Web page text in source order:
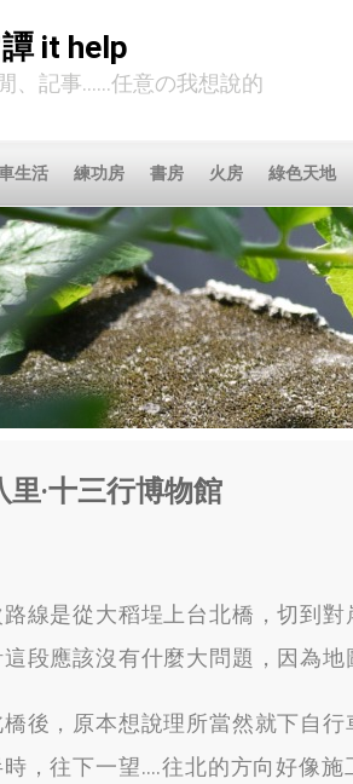
it help
、記事......任意の我想說的
生活 練功房 書房 火房 綠色天地
里‧十三行博物館
線是從大稻埕上台北橋 ，切到對
段應該沒有什麼大問題 ， 因為
橋後 ， 原本想說理所當然就下自行
，往下一望….往北的方向好像施